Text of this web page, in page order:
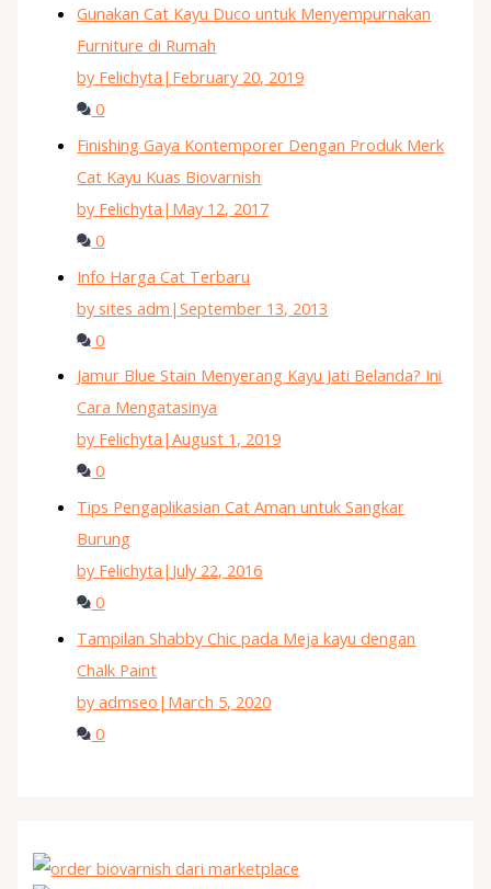
Gunakan Cat Kayu Duco untuk Menyempurnakan
Furniture di Rumah
by Felichyta | February 20, 2019
0
Finishing Gaya Kontemporer Dengan Produk Merk
Cat Kayu Kuas Biovarnish
by Felichyta | May 12, 2017
0
Info Harga Cat Terbaru
by sites adm |September 13, 2013
0
Jamur Blue Stain Menyerang Kayu Jati Belanda? Ini
Cara Mengatasinya
by Felichyta |August 1, 2019
0
Tips Pengaplikasian Cat Aman untuk Sangkar
Burung
by Felichyta | July 22, 2016
0
Tampilan Shabby Chic pada Meja kayu dengan
Chalk Paint
by admseo | March 5, 2020
0